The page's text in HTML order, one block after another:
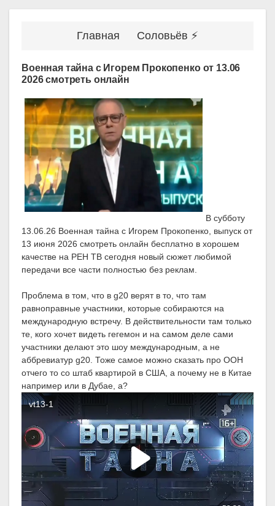
Главная Соловьёв ⚡
Военная тайна с Игорем Прокопенко от 13.06
2026 смотреть онлайн
В субботу
13.06.26 Военная тайна с Игорем Прокопенко, выпуск от
13 июня 2026 смотреть онлайн бесплатно в хорошем
качестве на РЕН ТВ сегодня новый сюжет любимой
передачи все части полностью без реклам.
Проблема в том, что в g20 верят в то, что там
равноправные участники, которые собираются на
международную встречу. В действительности там только
те, кого хочет видеть гегемон и на самом деле сами
участники делают это шоу международным, а не
аббревиатур g20. Тоже самое можно сказать про ООН
отчего то со штаб квартирой в США, а почему не в Китае
например или в Дубае, а?